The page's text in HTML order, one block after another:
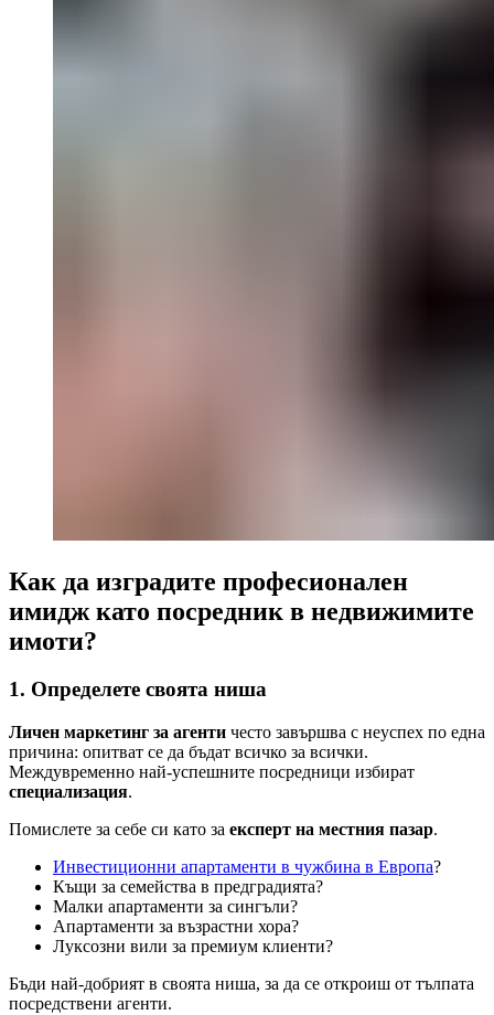
Как да изградите професионален
имидж като посредник в недвижимите
имоти?
1. Определете своята ниша
Личен маркетинг за агенти често завършва с неуспех по една
причина: опитват се да бъдат всичко за всички.
Междувременно най-успешните посредници избират
специализация.
Помислете за себе си като за експерт на местния пазар.
Инвестиционни апартаменти в чужбина в Европа?
Къщи за семейства в предградията?
Малки апартаменти за сингъли?
Апартаменти за възрастни хора?
Луксозни вили за премиум клиенти?
Бъди най-добрият в своята ниша, за да се откроиш от тълпата
посредствени агенти.